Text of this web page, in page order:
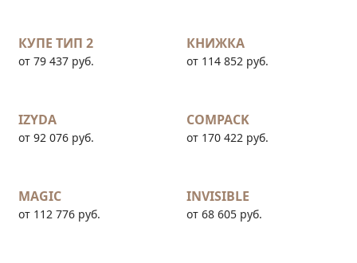
КУПЕ ТИП 2
от 79 437 руб.
КНИЖКА
от 114 852 руб.
IZYDA
от 92 076 руб.
COMPACK
от 170 422 руб.
MAGIC
от 112 776 руб.
INVISIBLE
от 68 605 руб.